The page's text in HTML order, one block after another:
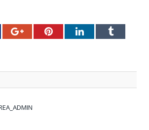
Google+PinterestLinkedInTumblr